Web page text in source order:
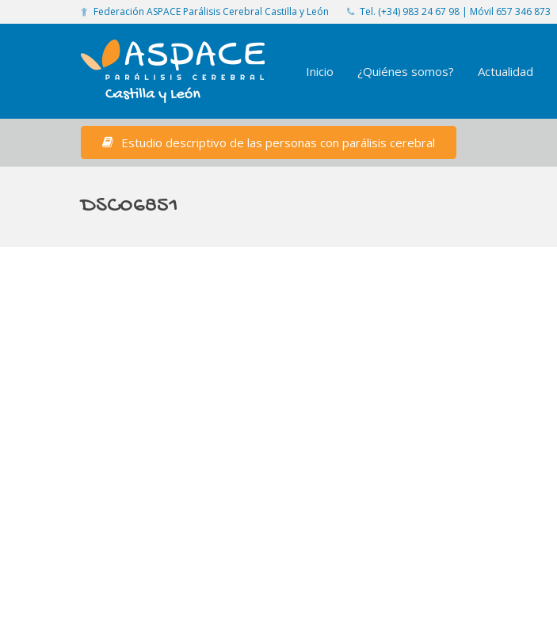
Federación ASPACE Parálisis Cerebral Castilla y León Tel. (+34) 983 24 67 98 | Móvil 657 346 873
Inicio ¿Quiénes somos? Actualidad
Estudio descriptivo de las personas con parálisis cerebral
DSC06851